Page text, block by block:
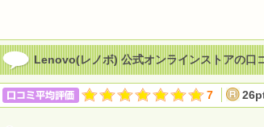
Lenovo(レノボ) 公式オンラインストアの口
7